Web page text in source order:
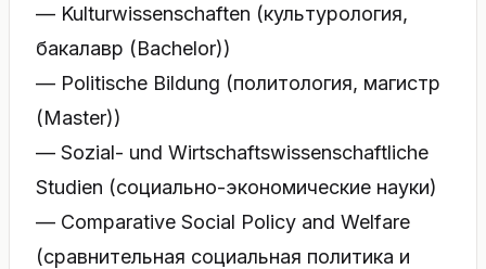
— Kulturwissenschaften (культурология,
бакалавр (Bachelor))
— Politische Bildung (политология, магистр
(Master))
— Sozial- und Wirtschaftswissenschaftliche
Studien (cоциально-экономические науки)
— Comparative Social Policy and Welfare
(cравнительная социальная политика и